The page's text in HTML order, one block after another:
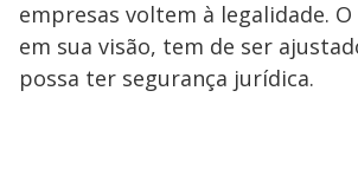
empresas voltem à legalidade.
em sua visão, tem de ser
possa ter segurança jurídica.